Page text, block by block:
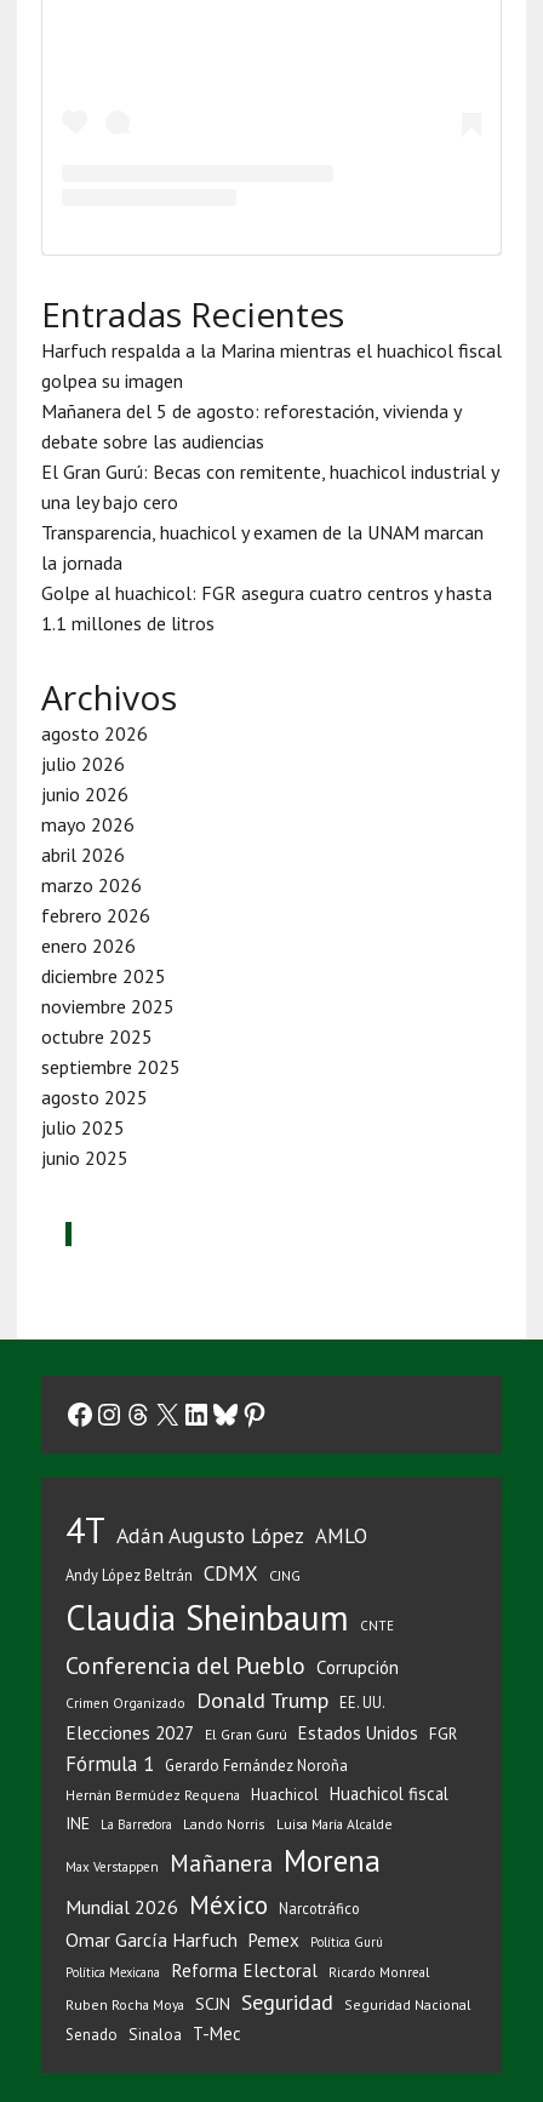
Entradas Recientes
Harfuch respalda a la Marina mientras el huachicol fiscal
golpea su imagen
Mañanera del 5 de agosto: reforestación, vivienda y
debate sobre las audiencias
El Gran Gurú: Becas con remitente, huachicol industrial y
una ley bajo cero
Transparencia, huachicol y examen de la UNAM marcan
la jornada
Golpe al huachicol: FGR asegura cuatro centros y hasta
1.1 millones de litros
Archivos
agosto 2026
julio 2026
junio 2026
mayo 2026
abril 2026
marzo 2026
febrero 2026
enero 2026
diciembre 2025
noviembre 2025
octubre 2025
septiembre 2025
agosto 2025
julio 2025
junio 2025
Facebook
Instagram
Threads
X LinkedIn
Bluesky
Pinterest
4T Adán Augusto López AMLO
Andy López Beltrán CDMX CJNG
Claudia Sheinbaum CNTE
Conferencia del Pueblo Corrupción
Crimen Organizado Donald Trump EE. UU.
Elecciones 2027 El Gran Gurú Estados Unidos FGR
Fórmula 1 Gerardo Fernández Noroña
Hernán Bermúdez Requena Huachicol Huachicol fiscal
INE La Barredora Lando Norris Luisa María Alcalde
Max Verstappen Mañanera Morena
Mundial 2026 México Narcotráfico
Omar García Harfuch Pemex
Política Gurú
Política Mexicana
Reforma Electoral
Ricardo Monreal
Ruben Rocha Moya
SCJN Seguridad Seguridad Nacional
Senado Sinaloa T-Mec